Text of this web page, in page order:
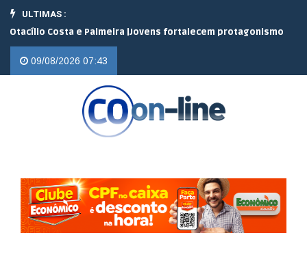
ULTIMAS :
e Palmeira |Jovens fortalecem protagonismo no campo em
09/08/2026 07:43